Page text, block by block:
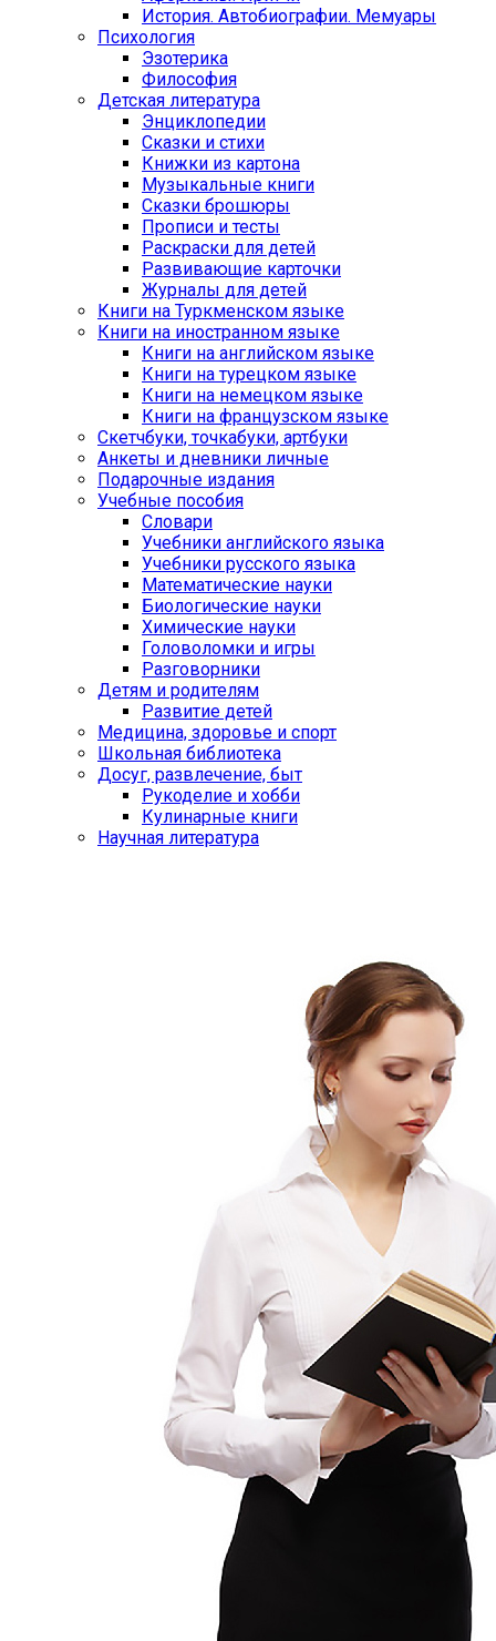
История. Автобиографии. Мемуары
Психология
Эзотерика
Философия
Детская литература
Энциклопедии
Сказки и стихи
Книжки из картона
Музыкальные книги
Сказки брошюры
Прописи и тесты
Раскраски для детей
Развивающие карточки
Журналы для детей
Книги на Туркменском языке
Книги на иностранном языке
Книги на английском языке
Книги на турецком языке
Книги на немецком языке
Книги на французском языке
Cкетчбуки, точкабуки, артбуки
Анкеты и дневники личные
Подарочные издания
Учебные пособия
Словари
Учебники английского языка
Учебники русского языка
Математические науки
Биологические науки
Химические науки
Головоломки и игры
Разговорники
Детям и родителям
Развитие детей
Медицина, здоровье и спорт
Школьная библиотека
Досуг, развлечение, быт
Рукоделие и хобби
Кулинарные книги
Научная литература